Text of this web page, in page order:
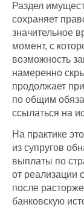
Раздел
сохраняет
значительное
момент, с
возможность
намеренно
продолжает
по общим
ссылаться на
На практике
из супругов
выплаты по
от реализации
после
банковскую